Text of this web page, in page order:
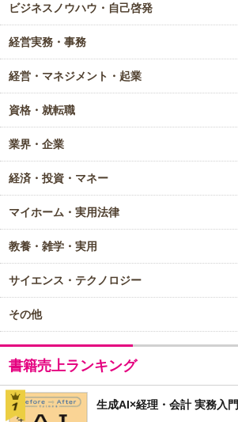
ビジネスノウハウ・自己啓発
経営実務・事務
経営・マネジメント・起業
資格・就転職
業界・企業
経済・投資・マネー
マイホーム・実用法律
教養・雑学・実用
サイエンス・テクノロジー
その他
書籍売上ランキング
生成AI×経理・会計 実務入門